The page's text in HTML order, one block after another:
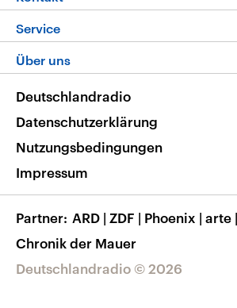
Die Nachrichten
Nachrichtenleicht
Neue Beiträge auf dlf.de
Podcasts
Deutschlandfunk App
Nachrichten App
Frequenzen
Hörerservice
Service
FAQ
Veranstaltungen
Musikliste
RSS
Über uns
Barrierefreiheit
Deutschlandradio © 2026
Deutschlandradio
Datenschutzerklärung
Nutzungsbedingungen
Impressum
Partner ARD | ZDF | Phoenix | arte |
Chronik der Mauer